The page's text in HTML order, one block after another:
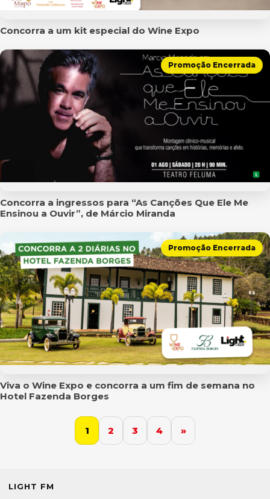
Concorra a um kit especial do Wine Expo
Promoção Encerrada
Concorra a ingressos para “As Canções Que Ele Me
Ensinou a Ouvir”, de Márcio Miranda
Promoção Encerrada
Viva o Wine Expo e concorra a um fim de semana no
Hotel Fazenda Borges
1 2 3 4 »
LIGHT FM